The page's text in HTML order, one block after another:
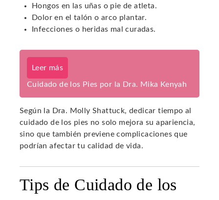
Hongos en las uñas o pie de atleta.
Dolor en el talón o arco plantar.
Infecciones o heridas mal curadas.
Leer más
Cuidado de los Pies por la Dra. Mika Kenyah
Según la Dra. Molly Shattuck, dedicar tiempo al
cuidado de los pies no solo mejora su apariencia,
sino que también previene complicaciones que
podrían afectar tu calidad de vida.
Tips de Cuidado de los